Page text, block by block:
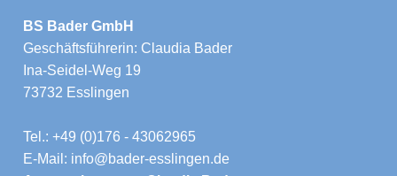
BS Bader GmbH
Geschäftsführerin: Claudia Bader
Ina-Seidel-Weg 19
73732 Esslingen
Tel.: +49 (0)176 - 43062965
E-Mail: info@bader-esslingen.de